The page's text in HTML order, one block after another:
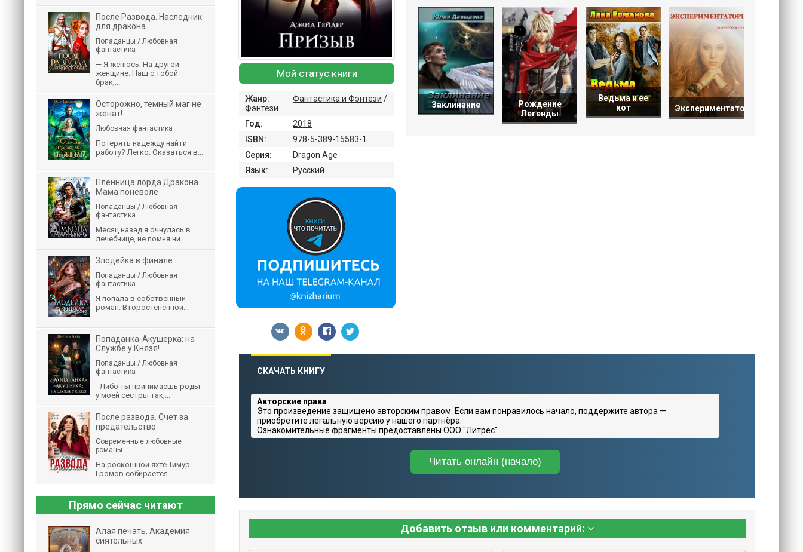
Заклинание
Рождение
Легенды
Ведьма и ее
кот
Экспериментаторша
Мой статус книги
Жанр: Фантастика и Фэнтези /
Фэнтези
Год:
2018
ISBN:
978-5-389-15583-1
Серия:
Dragon Age
Язык:
Русский
СКАЧАТЬ КНИГУ
Авторские права
Это произведение защищено авторским правом. Если вам понравилось начало, поддержите автора —
приобретите легальную версию у нашего партнёра.
Ознакомительные фрагменты предоставлены ООО "Литрес".
Читать онлайн (начало)
Добавить отзыв или комментарий:
После Развода. Наследник
для дракона
Попаданцы / Любовная
фантастика
— Я женюсь. На другой
женщине. Наш с тобой
брак,...
Осторожно, темный маг не
женат!
Любовная фантастика
Потерять надежду найти
работу? Легко. Оказаться в...
Пленница лорда Дракона.
Мама поневоле
Попаданцы / Любовная
фантастика
Месяц назад я очнулась в
лечебнице, не помня ни...
Злодейка в финале
Попаданцы / Любовная
фантастика
Я попала в собственный
роман. Второстепенной...
Попаданка-Акушерка: на
Службе у Князя!
Попаданцы / Любовная
фантастика
- Либо ты принимаешь роды
у моей сестры так,...
После развода. Счет за
предательство
Современные любовные
романы
На роскошной яхте Тимур
Громов собирается...
Прямо сейчас читают
Алая печать. Академия
сиятельных